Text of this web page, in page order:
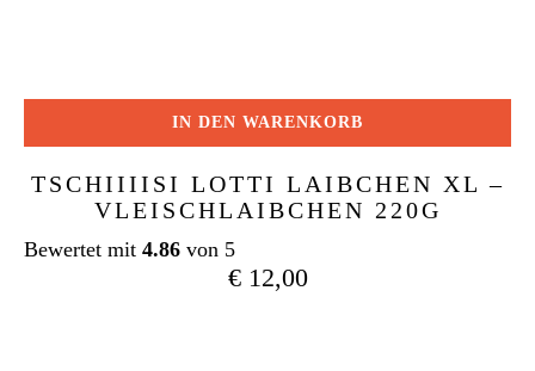
IN DEN WARENKORB
TSCHIIIISI LOTTI LAIBCHEN XL –
VLEISCHLAIBCHEN 220G
Bewertet mit 4.86 von 5
€12,00